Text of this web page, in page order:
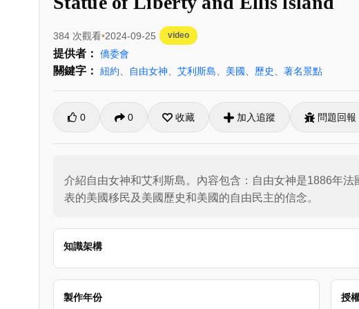
384 次觀看 2024-09-25 video
提供者： 僑委會
關鍵字： 紐約 自由女神 艾利斯島 美國 歷史 著名景點
0 0 收藏 加入追蹤 問題回報
介紹自由女神和艾利斯島。內容包含：自由女神是1886年
表的美國移民及美國歷史和美國的自由民主的信念。
知識架構
製作年份 授